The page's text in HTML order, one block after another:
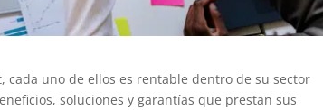
cada uno de ellos es rentable dentro de su sector
soluciones y garantías que prestan sus